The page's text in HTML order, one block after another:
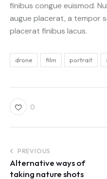
finibus congue euismod.
augue placerat, a tempor
placerat finibus lacus.
drone film portrait
0
PREVIOUS
Alternative ways of
taking nature shots